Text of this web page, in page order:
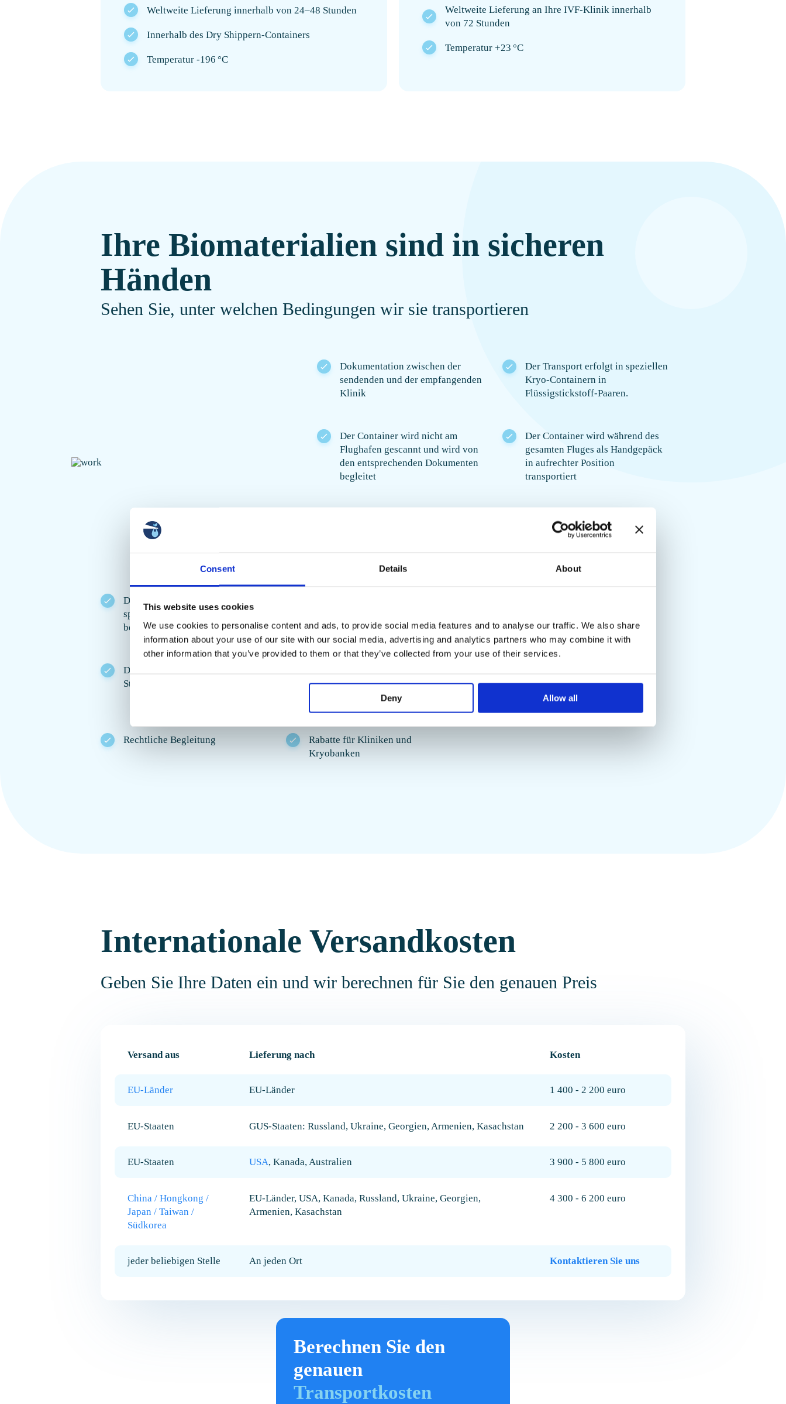
Consent Details About
This website uses cookies
We use cookies to personalise content and ads, to provide social media features and to analyse our traffic. We also share
information about your use of our site with our social media, advertising and analytics partners who may combine it with
other information that you’ve provided to them or that they’ve collected from your use of their services.
Deny Allow all
Weltweite Lieferung innerhalb von 24–48 Stunden
Innerhalb des Dry Shippern-Containers
Temperatur -196 °C
Weltweite Lieferung an Ihre IVF-Klinik innerhalb
von 72 Stunden
Temperatur +23 °C
Ihre Biomaterialien sind in sicheren
Händen
Sehen Sie, unter welchen Bedingungen wir sie transportieren
Dokumentation zwischen der
sendenden und der empfangenden
Klinik
Der Transport erfolgt in speziellen
Kryo-Containern in
Flüssigstickstoff-Paaren.
Der Container wird nicht am
Flughafen gescannt und wird von
den entsprechenden Dokumenten
begleitet
Der Container wird während des
gesamten Fluges als Handgepäck
in aufrechter Position
transportiert
Wir kümmern uns um die
Zollabfertigung
Der Container wird von einem
speziell geschulten Kurier
begleitet
Der Transport dauert 24–48
Stunden
Stammzellen – nicht älter als 72
Rechtliche Begleitung
Rabatte für Kliniken und
Kryobanken
Internationale Versandkosten
Geben Sie Ihre Daten ein und wir berechnen für Sie den genauen Preis
Versand aus Lieferung nach Kosten
EU-Länder EU-Länder 1 400 - 2 200 euro
EU-Staaten GUS-Staaten: Russland, Ukraine, Georgien, Armenien, Kasachstan 2 200 - 3 600 euro
EU-Staaten USA, Kanada, Australien 3 900 - 5 800 euro
China / Hongkong /
Japan / Taiwan /
Südkorea
EU-Länder, USA, Kanada, Russland, Ukraine, Georgien,
Armenien, Kasachstan
4 300 - 6 200 euro
jeder beliebigen Stelle An jeden Ort Kontaktieren Sie uns
Berechnen Sie den
genauen
Transportkosten
Vielen Dank!
Wir haben Ihre Anfrage erhalten und
werden uns in Kürze bei Ihnen
melden